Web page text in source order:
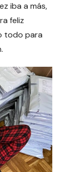
iba a más,
feliz
todo para